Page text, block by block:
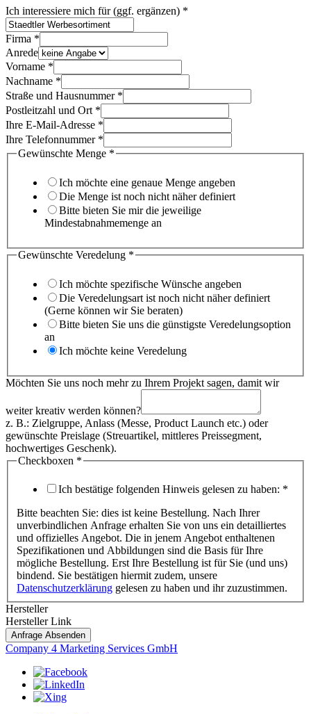
Ich interessiere mich für (ggf. ergänzen) *
Firma *
Anrede
Vorname *
Nachname *
Hersteller
interessiere
E-
Mail-
Adresse
Straße und Hausnummer *
Postleitzahl und Ort *
Ihre E-Mail-Adresse *
Ihre Telefonnummer *
Gewünschte Menge *
Ich möchte eine genaue Menge angeben
Die Menge ist noch nicht näher definiert
Bitte bieten Sie mir die jeweilige
Mindestabnahmemenge an
Gewünschte Veredelung *
Ich möchte spezifische Wünsche angeben
Die Veredelungsart ist noch nicht näher definiert
(Gerne können wir Sie beraten)
Bitte bieten Sie uns die günstigste Veredelungsoption
an
Ich möchte keine Veredelung
Möchten Sie uns noch mehr zu Ihrem Projekt sagen, damit wir
weiter kreativ werden können?
z. B.: Zielgruppe, Anlass (Messe, Product Launch etc.) oder
gewünschte Preislage (Streuartikel, mittleres Preissegment,
hochwertiges Geschenk).
Checkboxen *
Ich bestätige folgenden Hinweis gelesen zu haben: *
Bitte beachten Sie: dies ist keine Bestellung. Nach Ihrer
unverbindlichen Anfrage erhalten Sie von uns ein detailliertes
und offizielles Angebot. Die in jenem Angebot enthaltenen
Spezifikationen und Abbildungen sind die Basis für Ihre
mögliche Bestellung. Erst Ihre Bestellung ist für Sie (und uns)
bindend. Sie bestätigen hiermit zudem, unsere
Datenschutzerklärung gelesen zu haben und ihr zuzustimmen.
Hersteller
Hersteller Link
Anfrage Absenden
Company 4 Marketing Services GmbH